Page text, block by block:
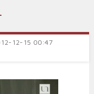
12-15 00:47